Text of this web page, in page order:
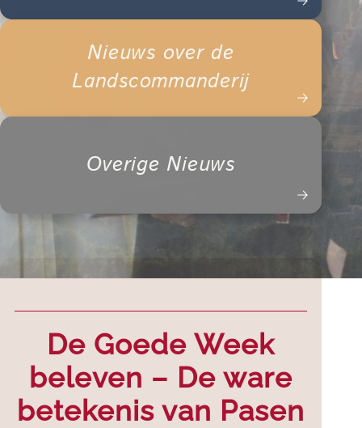
Nieuws over de
Landscommanderij
Overige Nieuws
De Goede Week
beleven – De ware
betekenis van Pasen